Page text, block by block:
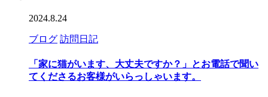
2024.8.24
ブログ 訪問日記
「家に猫がいます、大丈夫ですか？」とお電話で聞い
てくださるお客様がいらっしゃいます。